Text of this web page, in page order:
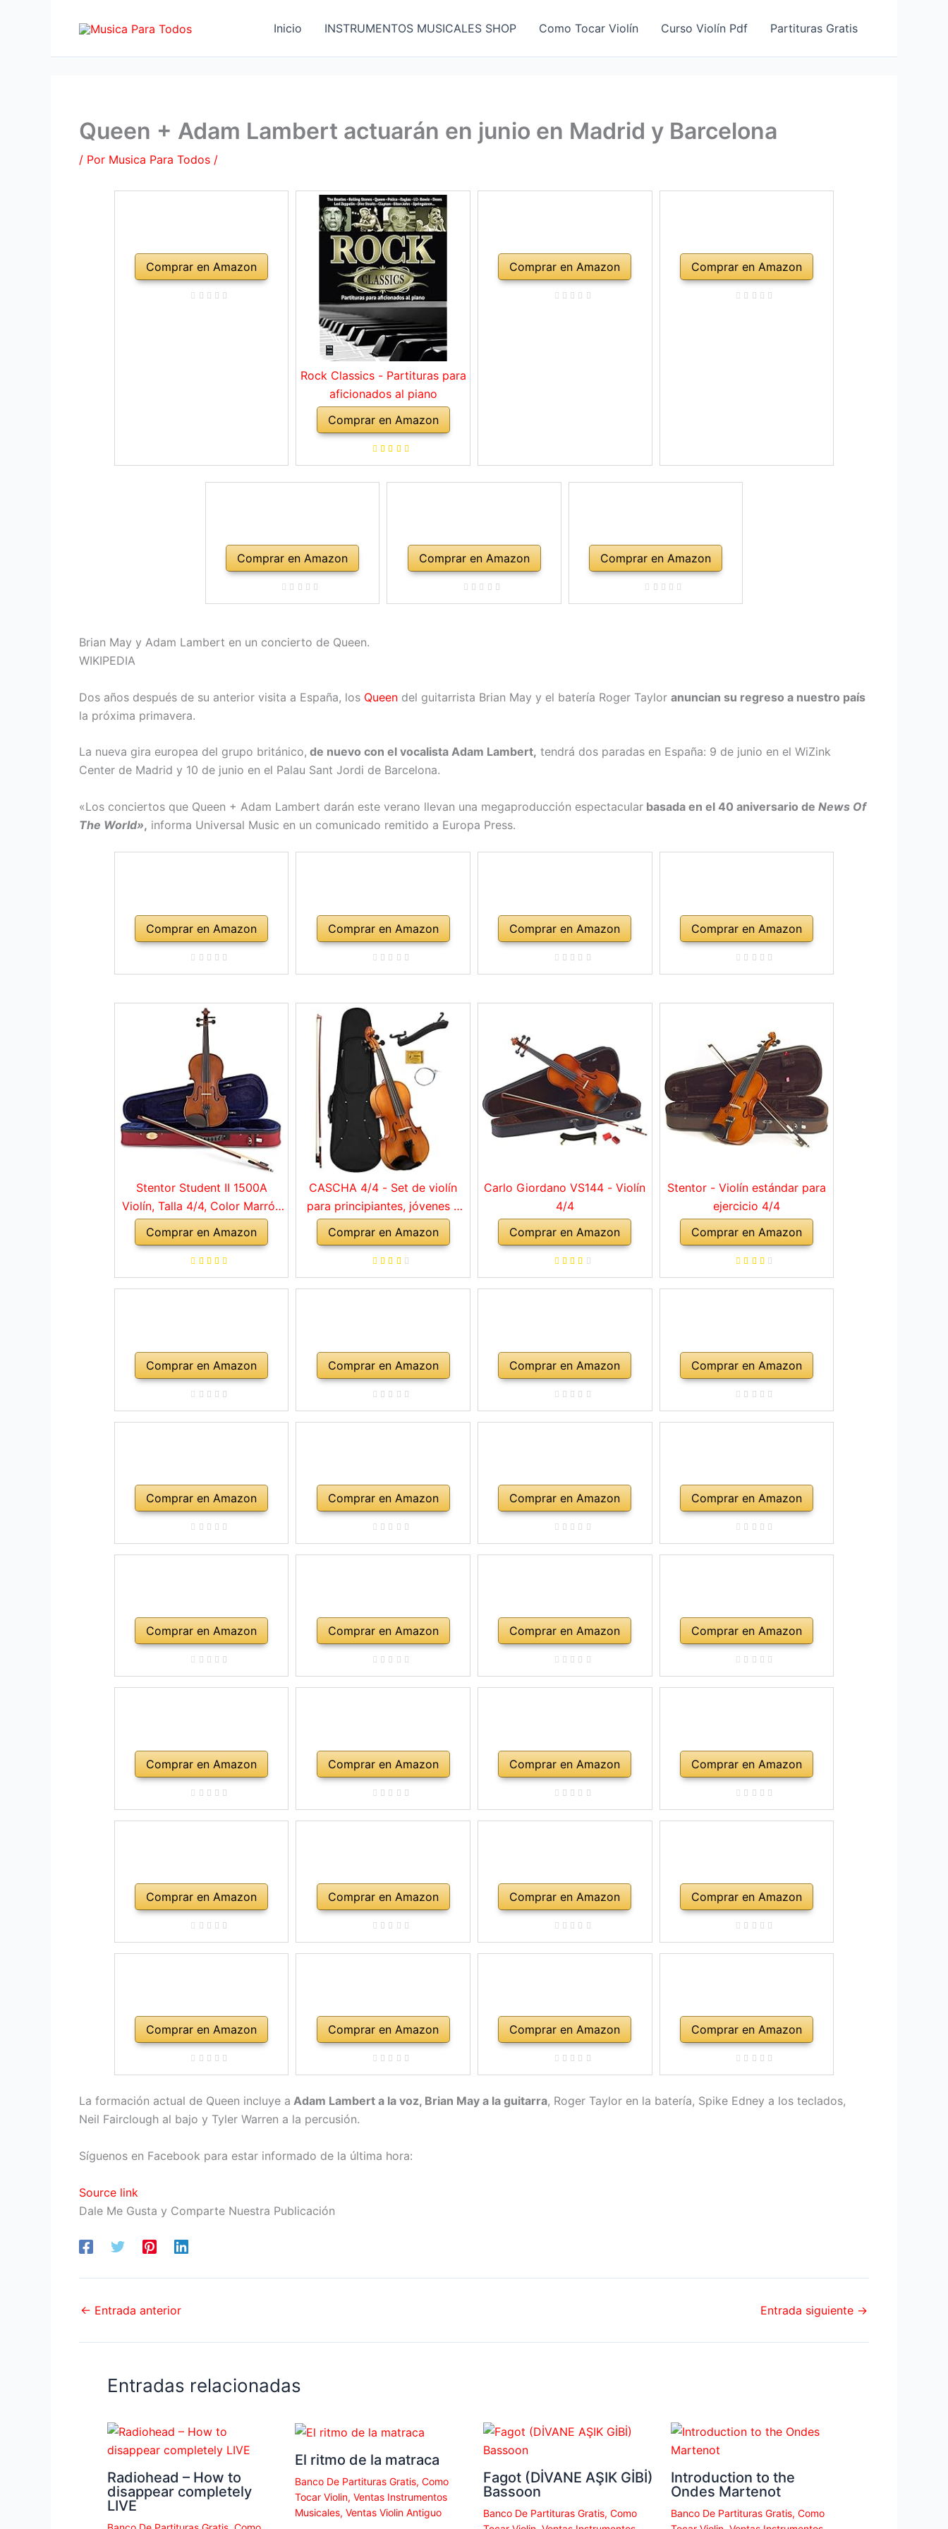
Inicio INSTRUMENTOS MUSICALES SHOP Como Tocar Violín Curso Violín Pdf Partituras Gratis
Queen + Adam Lambert actuarán en junio en Madrid y Barcelona
/ Por Musica Para Todos /
Comprar en Amazon
Rock Classics - Partituras para
aficionados al piano
Comprar en Amazon
Comprar en Amazon Comprar en Amazon
Comprar en Amazon Comprar en Amazon Comprar en Amazon
Brian May y Adam Lambert en un concierto de Queen.
WIKIPEDIA
Dos años después de su anterior visita a España, los Queen del guitarrista Brian May y el batería Roger Taylor anuncian su regreso a nuestro país
la próxima primavera.
La nueva gira europea del grupo británico, de nuevo con el vocalista Adam Lambert, tendrá dos paradas en España: 9 de junio en el WiZink
Center de Madrid y 10 de junio en el Palau Sant Jordi de Barcelona.
«Los conciertos que Queen + Adam Lambert darán este verano llevan una megaproducción espectacular basada en el 40 aniversario de News Of
The World», informa Universal Music en un comunicado remitido a Europa Press.
Comprar en Amazon Comprar en Amazon Comprar en Amazon Comprar en Amazon
Stentor Student II 1500A
Violín, Talla 4/4, Color Marrón
Rojo
Comprar en Amazon
CASCHA 4/4 - Set de violín
para principiantes, jóvenes y
adultos, violín macizo con
arco, colofonia, cuerdas de
repuesto, soporte para
hombro, maletín, abeto natural
Comprar en Amazon
Carlo Giordano VS144 - Violín
4/4
Comprar en Amazon
Stentor - Violín estándar para
ejercicio 4/4
Comprar en Amazon
Comprar en Amazon Comprar en Amazon Comprar en Amazon Comprar en Amazon
Comprar en Amazon Comprar en Amazon Comprar en Amazon Comprar en Amazon
Comprar en Amazon Comprar en Amazon Comprar en Amazon Comprar en Amazon
Comprar en Amazon Comprar en Amazon Comprar en Amazon Comprar en Amazon
Comprar en Amazon Comprar en Amazon Comprar en Amazon Comprar en Amazon
Comprar en Amazon Comprar en Amazon Comprar en Amazon Comprar en Amazon
La formación actual de Queen incluye a Adam Lambert a la voz, Brian May a la guitarra, Roger Taylor en la batería, Spike Edney a los teclados,
Neil Fairclough al bajo y Tyler Warren a la percusión.
Síguenos en Facebook para estar informado de la última hora:
Source link
Dale Me Gusta y Comparte Nuestra Publicación
← Entrada anterior Entrada siguiente →
Entradas relacionadas
Radiohead – How to
disappear completely
LIVE
El ritmo de la matraca
Banco De Partituras Gratis,Como
Tocar Violin,Ventas Instrumentos
Musicales,Ventas Violin Antiguo
Fagot (DİVANE AŞIK GİBİ)
Bassoon
Banco De Partituras Gratis, Como
Introduction to the
Ondes Martenot
Banco De Partituras Gratis, Como